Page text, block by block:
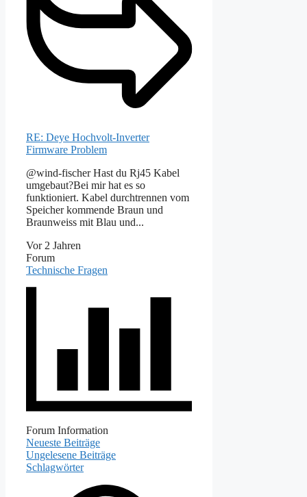
RE: Deye Hochvolt-Inverter
Firmware Problem
@wind-fischer Hast du Rj45 Kabel
umgebaut?Bei mir hat es so
funktioniert. Kabel durchtrennen vom
Speicher kommende Braun und
Braunweiss mit Blau und...
Vor 2 Jahren
Forum
Technische Fragen
Forum Information
Neueste Beiträge
Ungelesene Beiträge
Schlagwörter